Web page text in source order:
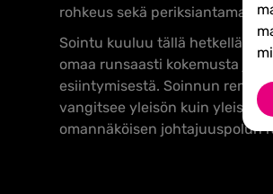
rohkeus sekä
Sointu kuuluu tällä hetkellä
omaa runsaasti kokemusta
esiintymisestä. Soinnun
vangitsee yleisön kuin yleisön.
omannäköisen johtajuuspolun